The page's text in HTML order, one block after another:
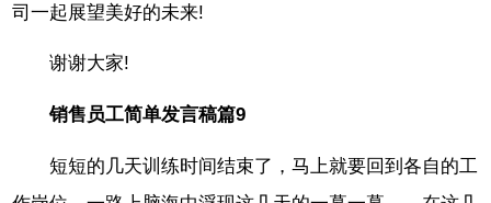
司一起展望美好的未来!
谢谢大家!
销售员工简单发言稿篇9
短短的几天训练时间结束了，马上就要回到各自的工